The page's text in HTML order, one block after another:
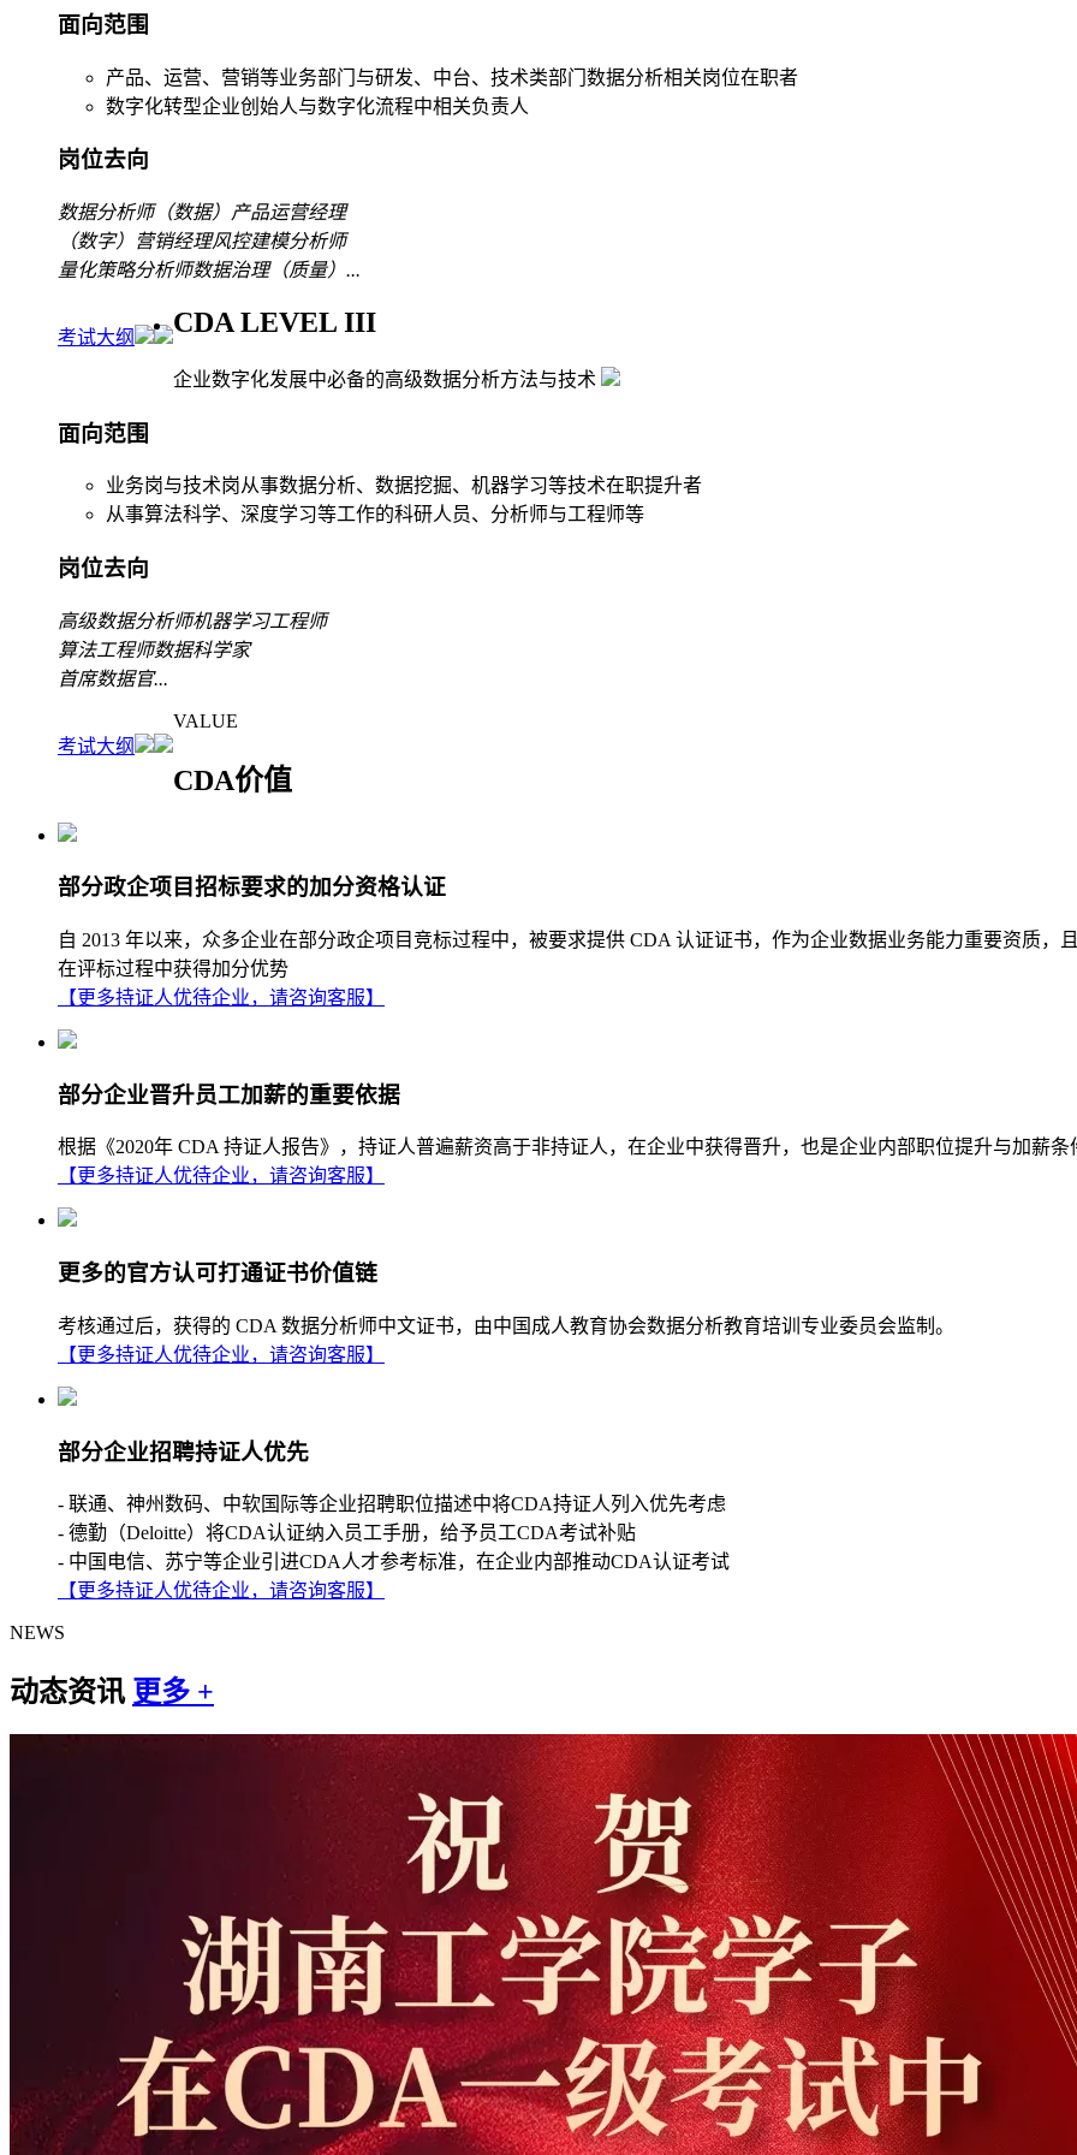
面向范围
产品、运营、营销等业务部门与研发、中台、技术类部门数据分析相关岗位在职者
数字化转型企业创始人与数字化流程中相关负责人
岗位去向
数据分析师（数据）产品运营经理
（数字）营销经理风控建模分析师
量化策略分析师数据治理（质量） ...
考试大纲 CDA LEVEL III
企业数字化发展中必备的高级数据分析方法与技术
面向范围
业务岗与技术岗从事数据分析、数据挖掘、机器学习等技术在职提升者
从事算法科学、深度学习等工作的科研人员、分析师与工程师等
岗位去向
高级数据分析师机器学习工程师
算法工程师数据科学家
首席数据官...
考试大纲
VALUE
CDA价值
部分政企项目招标要求的加分资格认证
自 2013 年以来，众多企业在部分政企项目竞标过程中，被要求提供 CDA 认证证书，作为企业数据业务能力重要资质
在评标过程中获得加分优势
【更多持证人优待企业，请咨询客服】
部分企业晋升员工加薪的重要依据
根据《2020年 CDA 持证人报告》，持证人普遍薪资高于非持证人，在企业中获得晋升，也是企业内部职位提升与加薪条
【更多持证人优待企业，请咨询客服】
更多的官方认可打通证书价值链
考核通过后，获得的 CDA 数据分析师中文证书，由中国成人教育协会数据分析教育培训专业委员会监制。
【更多持证人优待企业，请咨询客服】
部分企业招聘持证人优先
- 联通、神州数码、中软国际等企业招聘职位描述中将CDA持证人列入优先考虑
- 德勤（Deloitte）将CDA认证纳入员工手册，给予员工CDA考试补贴
- 中国电信、苏宁等企业引进CDA人才参考标准，在企业内部推动CDA认证考试
【更多持证人优待企业，请咨询客服】
NEWS
动态资讯 更多 +